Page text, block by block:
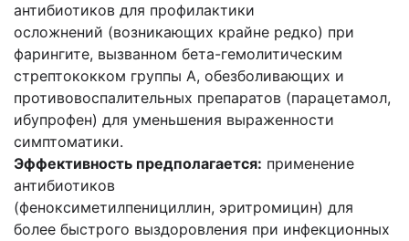
антибиотиков для профилактики
осложнений (возникающих крайне редко) при
фарингите, вызванном бета-гемолитическим
стрептококком группы А, обезболивающих и
противовоспалительных препаратов (парацетамол,
ибупрофен) для уменьшения выраженности
симптоматики.
Эффективность предполагается: применение
антибиотиков
(феноксиметилпенициллин, эритромицин) для
более быстрого выздоровления при инфекционных